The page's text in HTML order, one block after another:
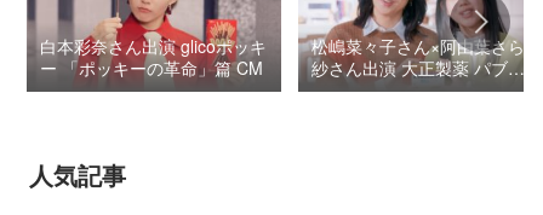
白本彩奈さん出演 glicoポッキ
ー 「ポッキーの革命」篇 CM
松嶋菜々子さん×阿由葉さら
紗さん出演 大正製薬 パブロ
ンSゴールドW『いましよう
人気記事